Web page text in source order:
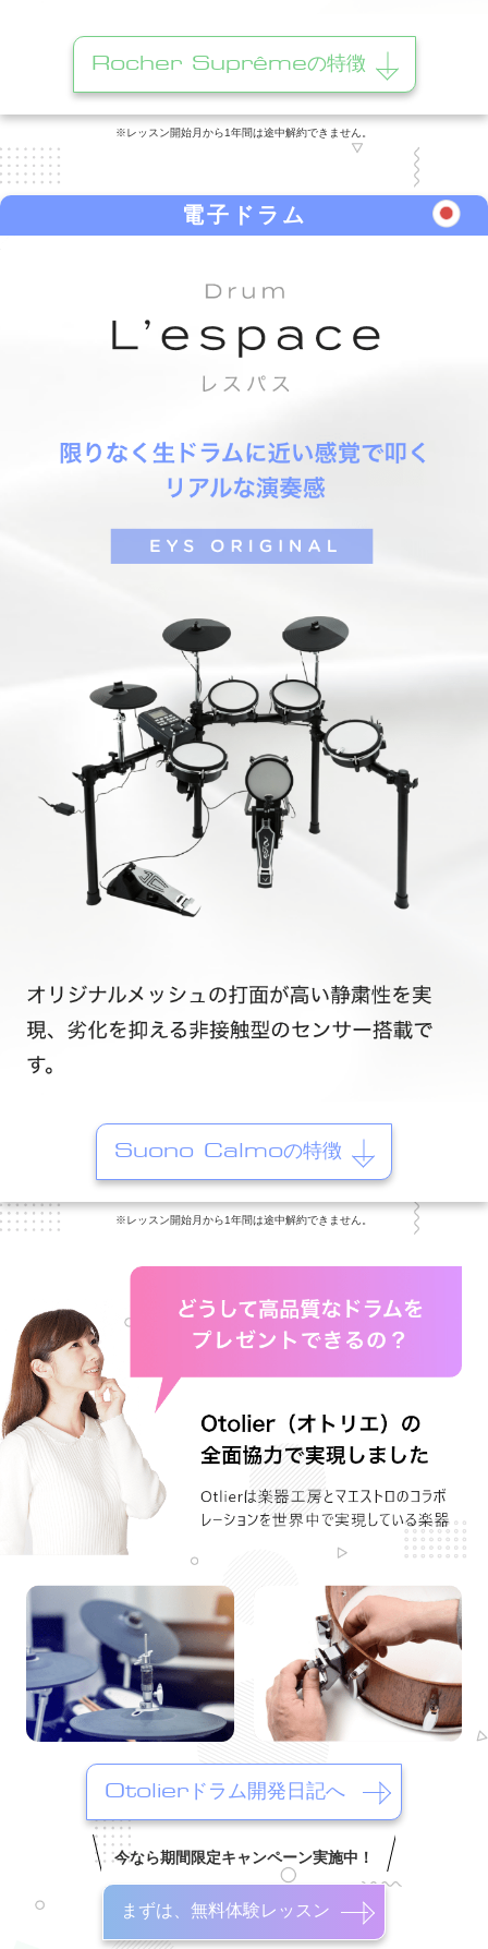
Rocher Suprêmeの特徴
※レッスン開始月から1年間は途中解約できません。
電子ドラム
Suono Calmoの特徴
※レッスン開始月から1年間は途中解約できません。
Otolierドラム開発日記へ
今なら期間限定キャンペーン実施中！
まずは、無料体験レッスン